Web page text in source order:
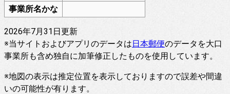
事業所名かな
2026年7月31日更新
※当サイトおよびアプリのデータは日本郵便のデータを大口
事業所も含め独自に加筆修正したものを使用しています。
※地図の表示は推定位置を表示しておりますので誤差や間違
いの可能性が有ります。